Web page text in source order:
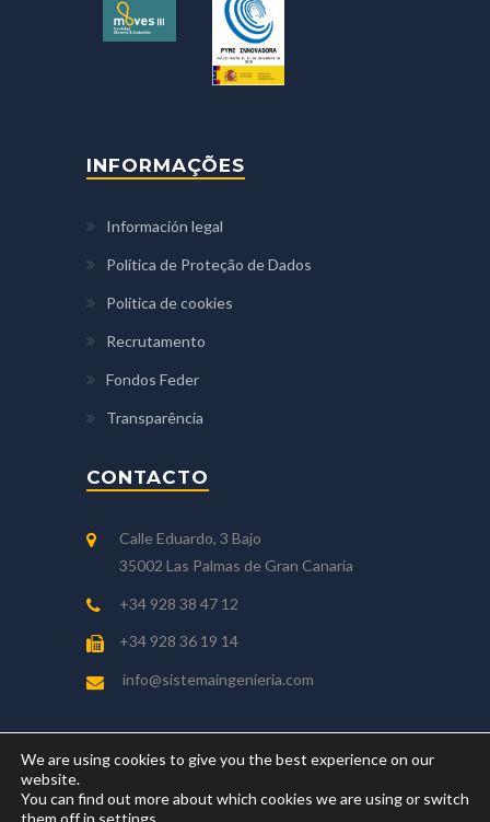
INFORMAÇÕES
Información legal
Política de Proteção de Dados
Política de cookies
Recrutamento
Fondos Feder
Transparência
CONTACTO
Calle Eduardo, 3 Bajo
35002 Las Palmas de Gran Canaria
+34 928 38 47 12
+34 928 36 19 14
info@sistemaingenieria.com
Copyright © 2018 Sistema, S.A. - Sociedad de
We are using cookies to give you the best experience on our
website.
You can find out more about which cookies we are using or switch
them off in settings